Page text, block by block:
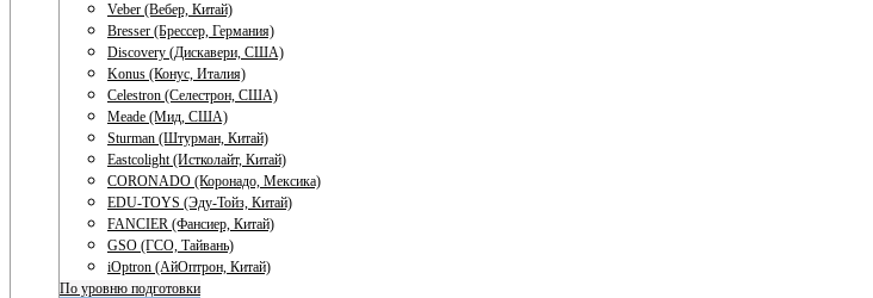
Veber (Вебер, Китай)
Bresser (Брессер, Германия)
Discovery (Дискавери, США)
Konus (Конус, Италия)
Celestron (Селестрон, США)
Meade (Мид, США)
Sturman (Штурман, Китай)
Eastcolight (Истколайт, Китай)
CORONADO (Коронадо, Мексика)
EDU-TOYS (Эду-Тойз, Китай)
FANCIER (Фансиер, Китай)
GSO (ГСО, Тайвань)
iOptron (АйОптрон, Китай)
По уровню подготовки